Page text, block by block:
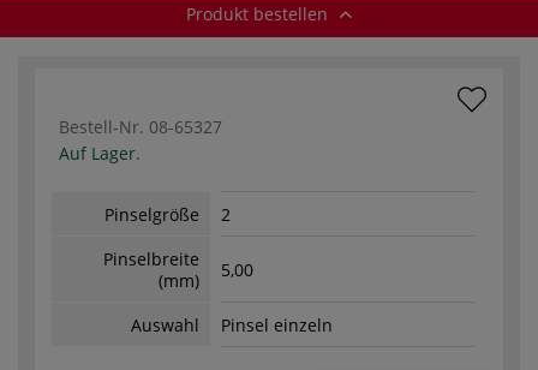
Produkt bestellen
Bestell-Nr. 08-65327
Auf Lager.
Pinselgröße
2
Pinselbreite
(mm)
5,00
Auswahl Pinsel einzeln